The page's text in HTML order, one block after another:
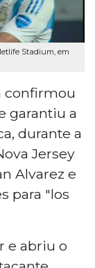
Stadium, em
confirmou
garantiu a
durante a
Jersey
Alvarez e
para "los
e abriu o